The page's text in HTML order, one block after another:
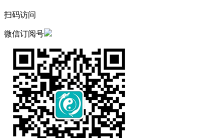
扫码访问
微信订阅号